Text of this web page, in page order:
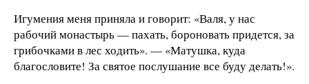
Игумения меня приняла и говорит: «Валя, у нас
рабочий монастырь — пахать, бороновать придется, за
грибочками в лес ходить». — «Матушка, куда
благословите! За святое послушание все буду делать!».